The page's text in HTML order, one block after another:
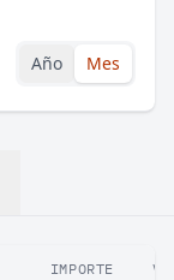
Año Mes
IMPORTE